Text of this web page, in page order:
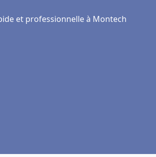
et professionnelle à Montech